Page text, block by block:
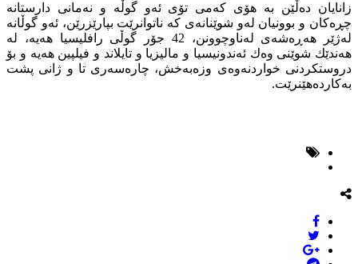
زانایان دەڵێن بە هۆی كەمی تۆی ئەو گوڵە و نەمانی دارستانە
چڕەكان و بوونیان لەو شوێنانەی كە ناتوانرێت بپارێزرێن، ئەو گوڵانە
لەژێر هەڕەشەی لەناوچوونن، 42 جۆر گوڵی رافلیسیا هەیە، لە
هەندێك شوێنی وەك ئەندونیسیا و مالیزیا و تایلاند و فيلپین هەیە و بۆ
دروستكردنی خواردنەوەی وزەبەخش، چارەسەری تا و ژانی پشت
بەكاردەهێنرێت.